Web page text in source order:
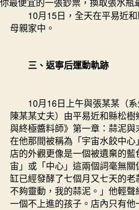
10月15日，全天在平易近和
母親家中。
三、返寧后運動軌跡
10月16日上午與張某某（系
陳某某丈夫）由平易近和縣松
與終極醬料師》第一章：蒜泥
在他那間被稱為「宇宙水餃中
店的外觀更像是一個被遺棄的
宙」或「中心」這兩個詞毫無
缸已經發酵了七個月又七天的
不夠靈動，我的蒜泥。」他輕
一個不上進的孩子。店內只有